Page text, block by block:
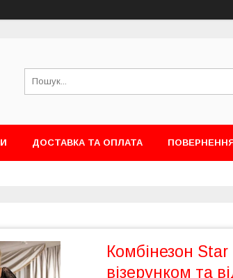
ДОСТАВКА ТА ОПЛАТА
Комбінезон
візерунком та